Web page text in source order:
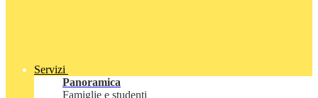
Servizi
Panoramica
Famiglie e studenti